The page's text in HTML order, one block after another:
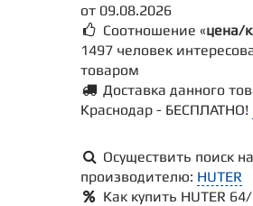
от 09.08.2026
Соотношение «цена/
1497 человек
товаром
Доставка данного
Краснодар - БЕСПЛАТНО!
Осуществить поиск
производителю: HUTER
Как купить HUTER